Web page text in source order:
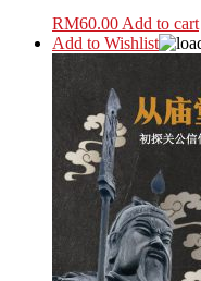
RM60.00 Add to cart
Add to Wishlist